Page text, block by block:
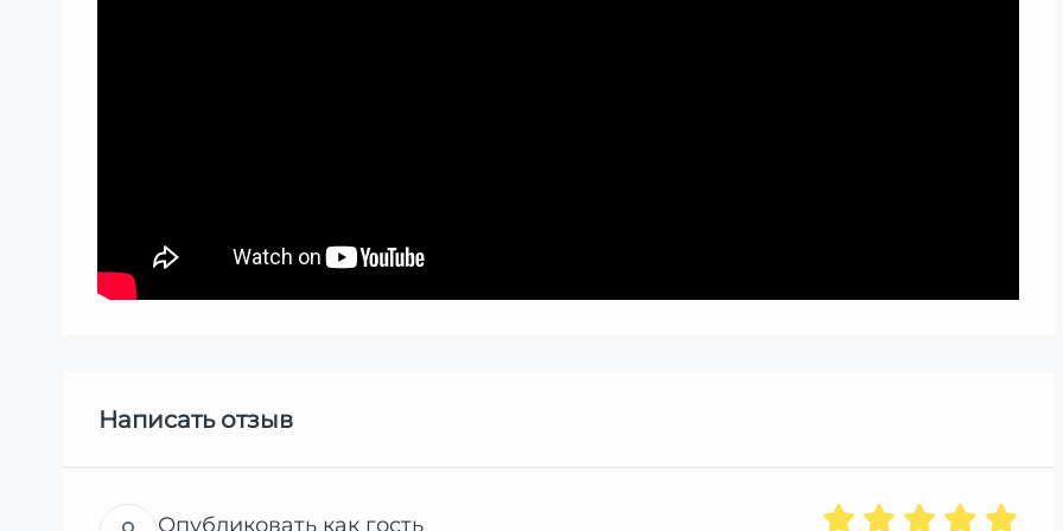
Написать отзыв
Опубликовать как гость